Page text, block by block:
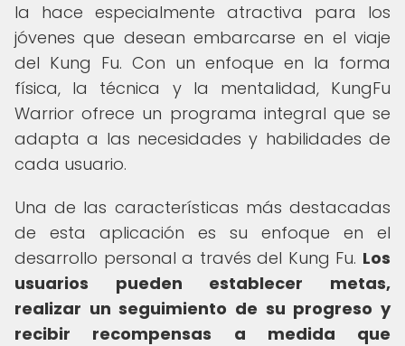
la hace especialmente atractiva para los
jóvenes que desean embarcarse en el viaje
del Kung Fu. Con un enfoque en la forma
física, la técnica y la mentalidad, KungFu
Warrior ofrece un programa integral que se
adapta a las necesidades y habilidades de
cada usuario.
Una de las características más destacadas
de esta aplicación es su enfoque en el
desarrollo personal a través del Kung Fu. Los
usuarios pueden establecer metas,
realizar un seguimiento de su progreso y
recibir recompensas a medida que